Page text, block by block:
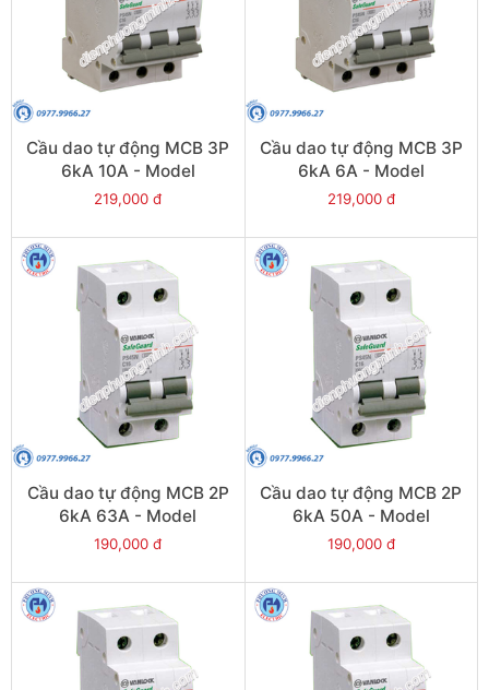
Cầu dao tự động MCB 3P
6kA 10A - Model
PS45S/C3010
219,000 đ
Cầu dao tự động MCB 3P
6kA 6A - Model
PS45S/C3006
219,000 đ
Cầu dao tự động MCB 2P
6kA 63A - Model
PS45S/C2063
190,000 đ
Cầu dao tự động MCB 2P
6kA 50A - Model
PS45S/C2050
190,000 đ